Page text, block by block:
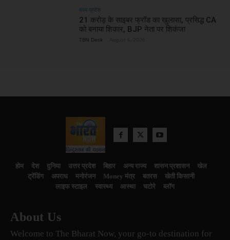
मध्य प्रदेश
21 करोड़ के साइबर फ्रॉड का खुलासा, प्रसिद्ध CA
को बनाया शिकार, BJP नेता पर शिकंजा
TBN Desk
होम देश दुनिया उत्तर प्रदेश बिहार अन्य राज्य शासन प्रशासन
खेल
ट्रेंडिंग
अपराध मनोरंजन Money मंत्र बतरस
खेती किसानी
लाइफ स्टाइल
स्वास्थ्य आस्था चटोरे ब्लॉग
About Us
Welcome to The Bharat Now, your go-to destination for